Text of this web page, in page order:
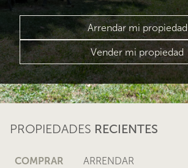
Arrendar mi propiedad
Vender mi propiedad
PROPIEDADES RECIENTES
COMPRAR ARRENDAR